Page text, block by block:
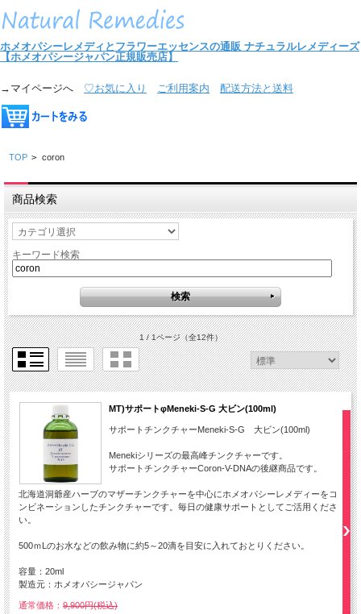
ホメオパシーレメディとフラワーエッセンスの通販 ナチュラルレメディーズ
【ホメオパシージャパン正規販売店】
→マイページへ ♡お気に入り ご利用案内 配送方法と送料
TOP > coron
商品検索
キーワード検索
1 / 1ページ（全12件）
MT)サポートφMeneki-S-G 大ビン(100ml)
サポートチンクチャーMeneki-S-G 大ビン(100ml)
Menekiシリーズの最高峰チンクチャーです。
サポートチンクチャーCoron-V-DNAの後継商品です。
北海道洞爺産ハーブのマザーチンクチャーを中心にホメオパシーレメディーをコ
ンビネーションしたチンクチャーです。毎日の健康サポートとしてご活用くださ
い。
500ｍLのお水などの飲み物に約5～20滴を目安に入れておとりください。
容量：20ml
製造元：ホメオパシージャパン
通常価格： 9,900円(税込)